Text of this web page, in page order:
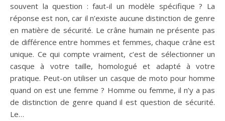
souvent la question : faut-il un modèle spécifique ? La
réponse est non, car il n’existe aucune distinction de genre
en matière de sécurité. Le crâne humain ne présente pas
de différence entre hommes et femmes, chaque crâne est
unique. Ce qui compte vraiment, c’est de sélectionner un
casque à votre taille, homologué et adapté à votre
pratique. Peut-on utiliser un casque de moto pour homme
quand on est une femme ? Homme ou femme, il n’y a pas
de distinction de genre quand il est question de sécurité.
Le…